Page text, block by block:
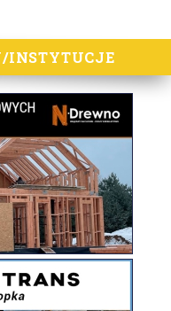
INSTYTUCJE